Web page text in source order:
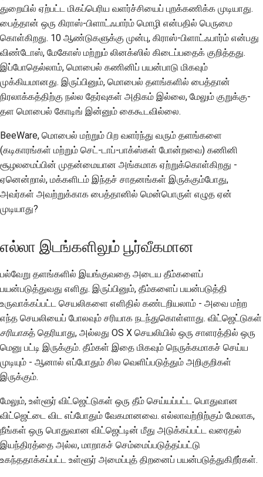
துறையில் ஏற்பட்ட மிகப்பெரிய வளர்ச்சியைப் புறக்கணிக்க முடியாது.
பைத்தான் ஒரு கிராஸ்-பிளாட்ஃபார்ம் மொழி என்பதில் பெருமை
கொள்கிறது. 10 ஆண்டுகளுக்கு முன்பு, கிராஸ்-பிளாட்ஃபார்ம் என்பது
விண்டோஸ், மேகோஸ் மற்றும் லினக்ஸில் கிடைப்பதைக் குறித்தது.
இப்போதெல்லாம், மொபைல் கணினிப் பயன்பாடு மிகவும்
முக்கியமானது. இருப்பினும், மொபைல் தளங்களில் பைத்தான்
நிரலாக்கத்திற்கு நல்ல தேர்வுகள் அதிகம் இல்லை, மேலும் குறுக்கு-
தள மொபைல் கோடிங் இன்னும் கைகூடவில்லை.
BeeWare, மொபைல் மற்றும் பிற வளர்ந்து வரும் தளங்களை
(கடிகாரங்கள் மற்றும் செட்-டாப்-பாக்ஸ்கள் போன்றவை) கணினி
சூழலமைப்பின் முதன்மையான அங்கமாக ஏற்றுக்கொள்கிறது -
ஏனென்றால், மக்களிடம் இந்தச் சாதனங்கள் இருக்கும்போது,
அவர்கள் அவற்றுக்காக பைத்தானில் மென்பொருள் எழுத ஏன்
முடியாது?
எல்லா இடங்களிலும் பூர்வீகமான
பல்வேறு தளங்களில் இயங்குவதை அடைய தீம்களைப்
பயன்படுத்துவது எளிது. இருப்பினும், தீம்களைப் பயன்படுத்தி
உருவாக்கப்பட்ட செயலிகளை எளிதில் கண்டறியலாம் - அவை மற்ற
எந்த செயலியைப் போலவும் சரியாக நடந்துகொள்ளாது. விட்ஜெட்டுகள்
சரியாகத் தெரியாது, அல்லது OS X செயலியில் ஒரு சாளரத்தில் ஒரு
மெனு பட்டி இருக்கும். தீம்கள் இதை மிகவும் நெருக்கமாகச் செய்ய
முடியும் - ஆனால் எப்போதும் சில வெளிப்படுத்தும் அறிகுறிகள்
இருக்கும்.
மேலும், உள்ளூர் விட்ஜெட்டுகள் ஒரு தீம் செய்யப்பட்ட பொதுவான
விட்ஜெட்டை விட எப்போதும் வேகமானவை. எல்லாவற்றிற்கும் மேலாக,
நீங்கள் ஒரு பொதுவான விட்ஜெட்டின் மீது அடுக்கப்பட்ட வரைதல்
இயந்திரத்தை அல்ல, மாறாகச் செம்மைப்படுத்தப்பட்டு
உகந்ததாக்கப்பட்ட உள்ளூர் அமைப்புத் திறனைப் பயன்படுத்துகிறீர்கள்.